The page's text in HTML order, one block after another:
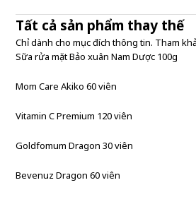
Tất cả sản phẩm thay thế
Chỉ dành cho mục đích thông tin. Tham
Sữa rửa mặt Bảo xuân Nam Dược 100g
Mom Care Akiko 60 viên
Vitamin C Premium 120 viên
Goldfomum Dragon 30 viên
Bevenuz Dragon 60 viên